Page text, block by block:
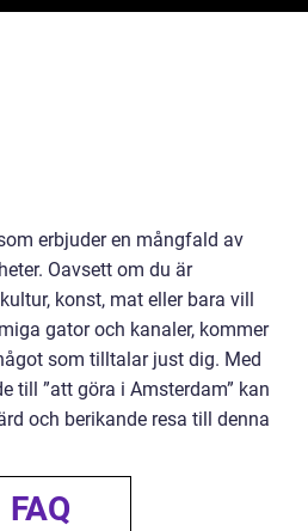
erbjuder en mångfald av
Oavsett om du är
konst, mat eller bara vill
gator och kanaler, kommer
som tilltalar just dig. Med
till ”att göra i Amsterdam” kan
och berikande resa till denna
FAQ